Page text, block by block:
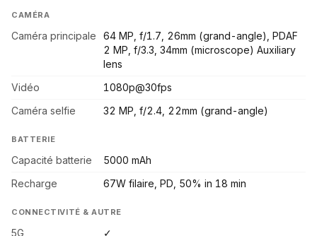
CAMÉRA
Caméra principale
64 MP, f/1.7, 26mm (grand-angle), PDAF
2 MP, f/3.3, 34mm (microscope) Auxiliary
lens
Vidéo
1080p@30fps
Caméra selfie
32 MP, f/2.4, 22mm (grand-angle)
BATTERIE
Capacité batterie
5000 mAh
Recharge
67W filaire, PD, 50% in 18 min
CONNECTIVITÉ & AUTRE
5G ✓